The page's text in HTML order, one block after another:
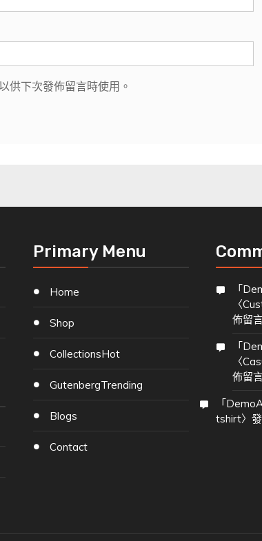
供下次發佈留言時使用。
Primary Menu
Home
Shop
CollectionsHot
GutenbergTrending
Blogs
Contact
「
〈
佈留
「
〈
佈留
「
tshirt〉